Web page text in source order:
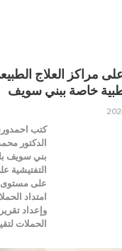
مراكز العلاج
خاصة ببني سويف
كتب
الدكتور
بني سويف
التفتيشية
على مستوى
امتداد
وإعداد
الحملات